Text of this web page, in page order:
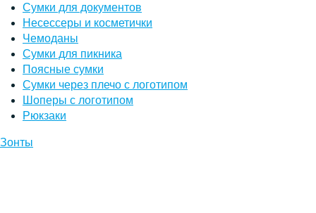
Сумки для документов
Несессеры и косметички
Чемоданы
Сумки для пикника
Поясные сумки
Сумки через плечо с логотипом
Шоперы с логотипом
Рюкзаки
Зонты